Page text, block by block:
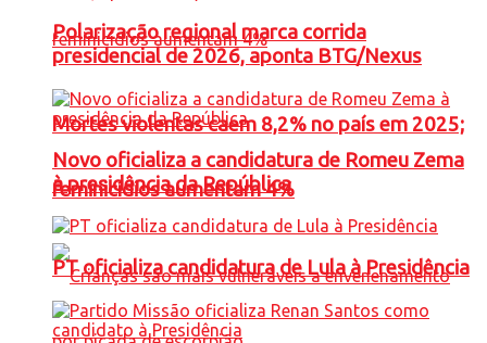
Mortes violentas caem 8,2% no país em 2025;
feminicídios aumentam 4%
Polarização regional marca corrida
presidencial de 2026, aponta BTG/Nexus
Novo oficializa a candidatura de Romeu Zema
à presidência da República
PT oficializa candidatura de Lula à Presidência